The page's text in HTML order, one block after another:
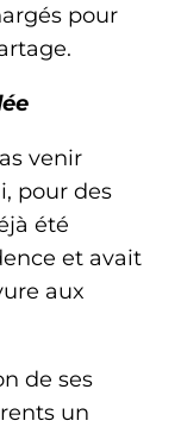
pour
venir
pour des
été
et avait
aux
de ses
un